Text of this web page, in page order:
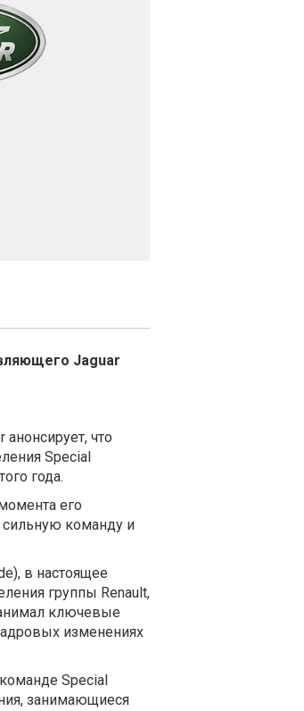
Jaguar
что
Special
года.
его
сильную команду и
в настоящее
группы Renault,
ключевые
изменениях
Special
занимающиеся